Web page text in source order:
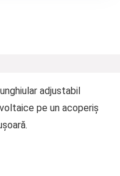
adjustabil
pe un acoperiș